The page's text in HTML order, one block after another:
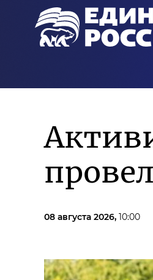
08 августа 2026, 10:00